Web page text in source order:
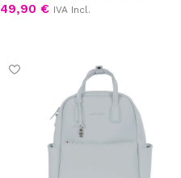
49,90 € IVA Incl.